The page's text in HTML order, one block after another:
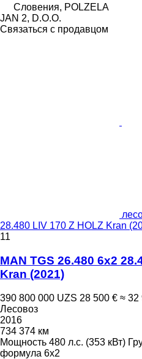
Словения, POLZELA
JAN 2, D.O.O.
Связаться с продавцом
28.480 LIV 170 Z HOLZ Kran
11
MAN TGS 26.480 6x2
Kran (2021)
390 800 000 UZS 28 500 € ≈ 32
Лесовоз
2016
734 374 км
Мощность 480 л.с. (353 кВт)
формула 6x2